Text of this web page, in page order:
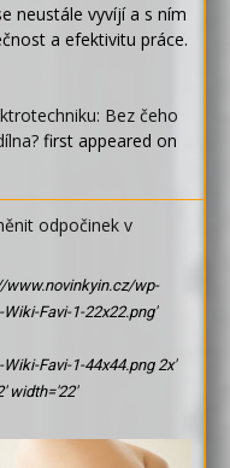
neustále vyvíjí a s ním
a efektivitu práce.
Bez čeho
first appeared on
odpočinek v
www.novinkyin.cz/wp-
Favi-1-22x22.png'
Favi-1-44x44.png 2x'
width='22'